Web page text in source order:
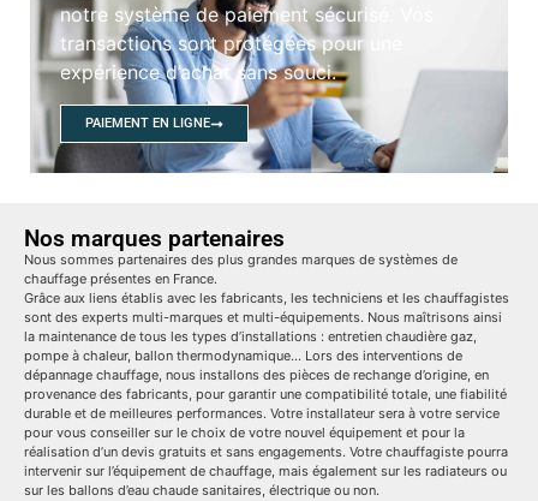
notre système de paiement sécurisé. Vos
transactions sont protégées pour une
expérience d’achat sans souci.
PAIEMENT EN LIGNE
Nos marques partenaires
Nous sommes partenaires des plus grandes marques de systèmes de
chauffage présentes en France.
Grâce aux liens établis avec les fabricants, les techniciens et les chauffagistes
sont des experts multi-marques et multi-équipements. Nous maîtrisons ainsi
la maintenance de tous les types d’installations : entretien chaudière gaz,
pompe à chaleur, ballon thermodynamique… Lors des interventions de
dépannage chauffage, nous installons des pièces de rechange d’origine, en
provenance des fabricants, pour garantir une compatibilité totale, une fiabilité
durable et de meilleures performances. Votre installateur sera à votre service
pour vous conseiller sur le choix de votre nouvel équipement et pour la
réalisation d’un devis gratuits et sans engagements. Votre chauffagiste pourra
intervenir sur l’équipement de chauffage, mais également sur les radiateurs ou
sur les ballons d’eau chaude sanitaires, électrique ou non.